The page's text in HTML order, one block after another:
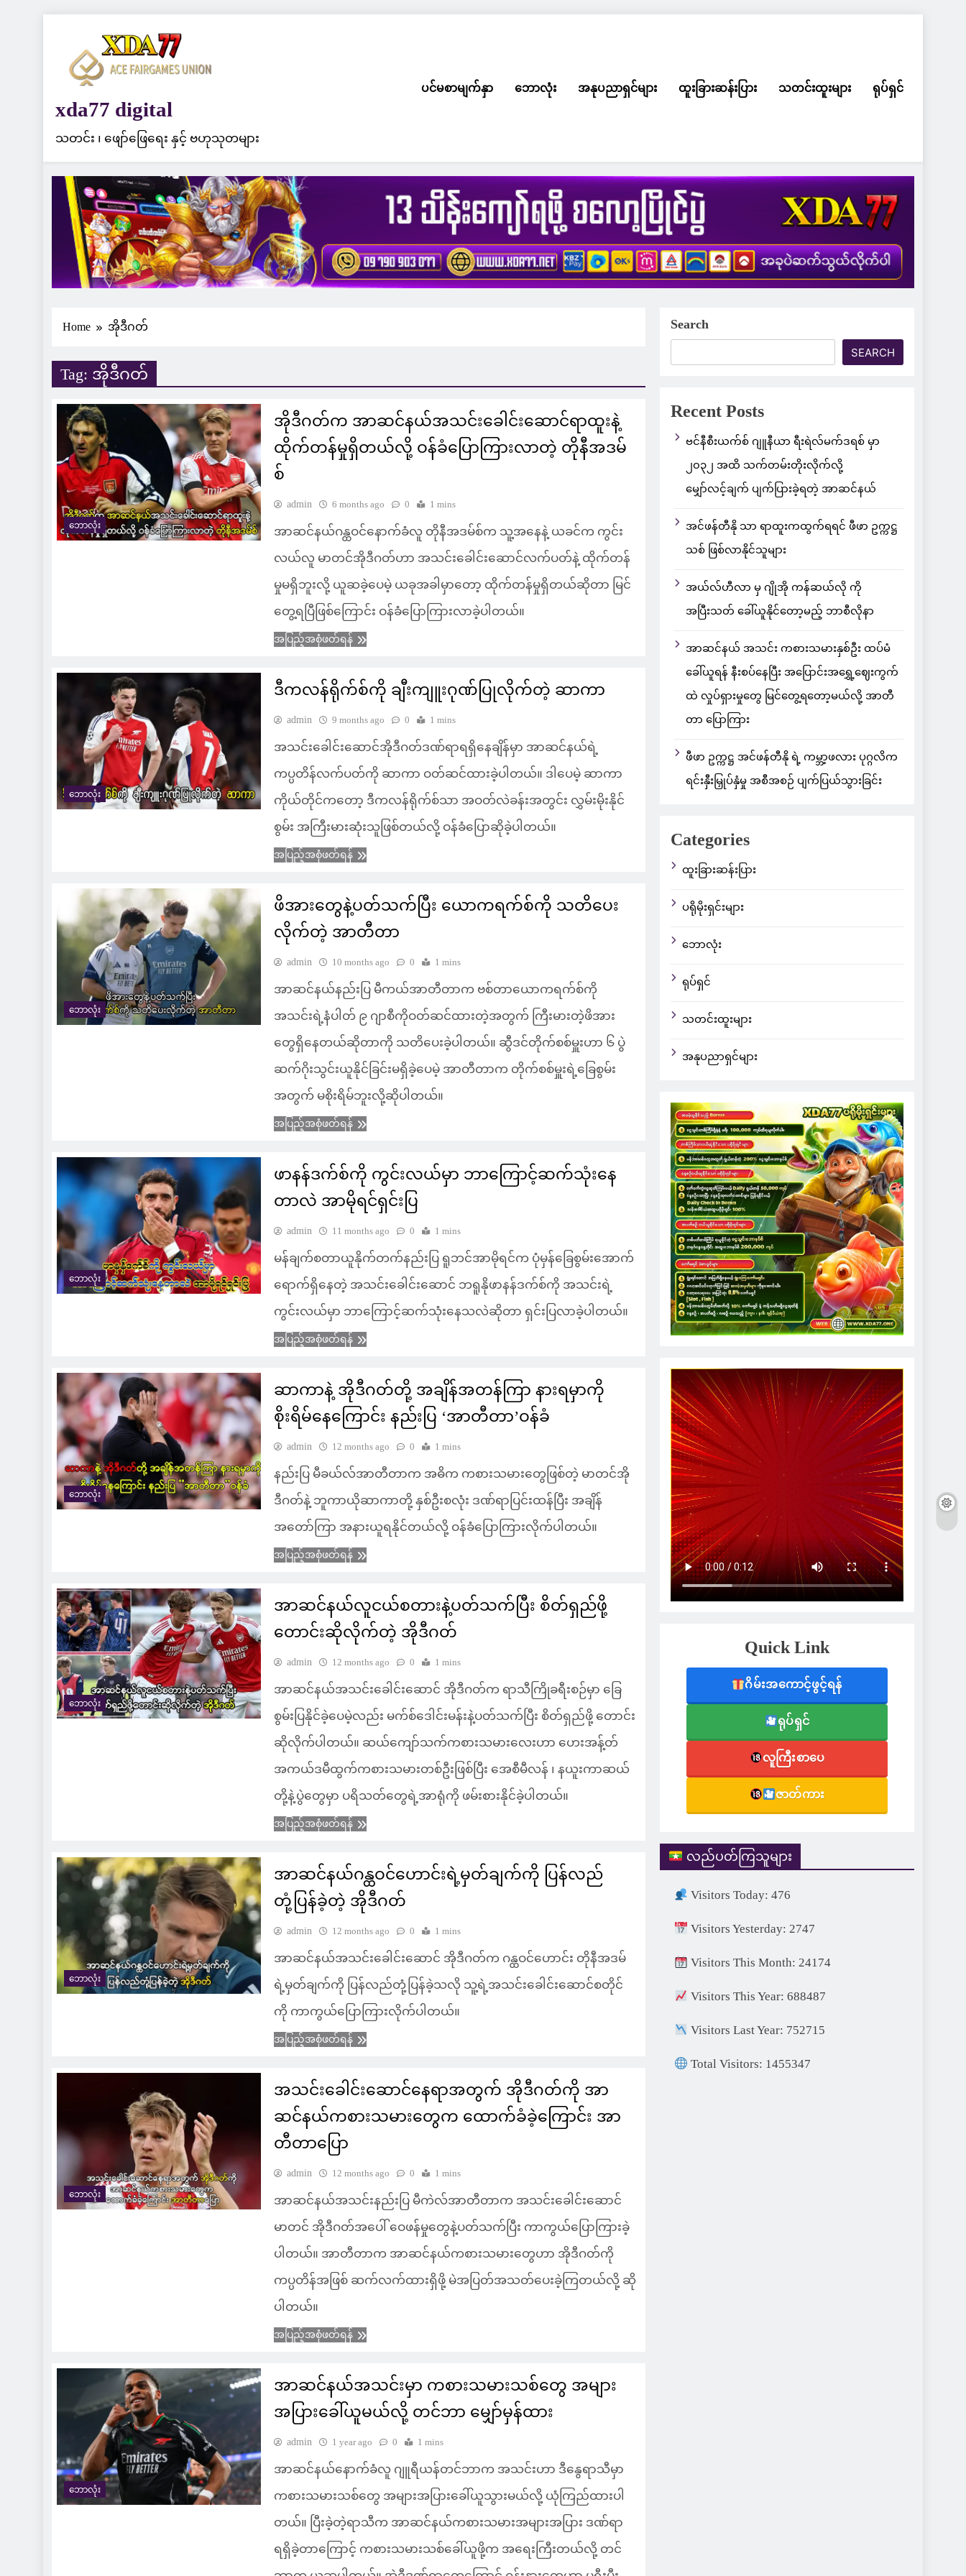
xda77 digital
သတင်း ၊ ဖျော်ဖြေရေး နှင့် ဗဟုသုတများ
ပင်မစာမျက်နှာ ဘောလုံး အနုပညာရှင်များ ထူးခြားဆန်းပြား သတင်းထူးများ ရုပ်ရှင်
Home အိုဒီဂတ်
Tag: အိုဒီဂတ်
ဘောလုံး
အိုဒီဂတ်က အာဆင်နယ်အသင်းခေါင်းဆောင်ရာထူးနဲ့
ထိုက်တန်မှုရှိတယ်လို့ ဝန်ခံပြောကြားလာတဲ့ တိုနီအဒမ်
စ်
admin 6 months ago 0 1 mins
အာဆင်နယ်ဂန္ထဝင်နောက်ခံလူ တိုနီအဒမ်စ်က သူ့အနေနဲ့ ယခင်က ကွင်း
လယ်လူ မာတင်အိုဒီဂတ်ဟာ အသင်းခေါင်းဆောင်လက်ပတ်နဲ့ ထိုက်တန်
မှုမရှိဘူးလို့ ယူဆခဲ့ပေမဲ့ ယခုအခါမှာတော့ ထိုက်တန်မှုရှိတယ်ဆိုတာ မြင်
တွေ့ရပြီဖြစ်ကြောင်း ဝန်ခံပြောကြားလာခဲ့ပါတယ်။
အပြည့်အစုံဖတ်ရန်
ဘောလုံး
ဒီကလန်ရိုက်စ်ကို ချီးကျူးဂုဏ်ပြုလိုက်တဲ့ ဆာကာ
admin 9 months ago 0 1 mins
အသင်းခေါင်းဆောင်အိုဒီဂတ်ဒဏ်ရာရရှိနေချိန်မှာ အာဆင်နယ်ရဲ့
ကပ္ပတိန်လက်ပတ်ကို ဆာကာ ဝတ်ဆင်ထားခဲ့ပါတယ်။ ဒါပေမဲ့ ဆာကာ
ကိုယ်တိုင်ကတော့ ဒီကလန်ရိုက်စ်သာ အဝတ်လဲခန်းအတွင်း လွှမ်းမိုးနိုင်
စွမ်း အကြီးမားဆုံးသူဖြစ်တယ်လို့ ဝန်ခံပြောဆိုခဲ့ပါတယ်။
အပြည့်အစုံဖတ်ရန်
ဘောလုံး
ဖိအားတွေနဲ့ပတ်သက်ပြီး ယောကရက်စ်ကို သတိပေး
လိုက်တဲ့ အာတီတာ
admin 10 months ago 0 1 mins
အာဆင်နယ်နည်းပြ မီကယ်အာတီတာက ဗစ်တာယောကရက်စ်ကို
အသင်းရဲ့နံပါတ် ၉ ဂျာစီကိုဝတ်ဆင်ထားတဲ့အတွက် ကြီးမားတဲ့ဖိအား
တွေရှိနေတယ်ဆိုတာကို သတိပေးခဲ့ပါတယ်။ ဆွီဒင်တိုက်စစ်မှူးဟာ ၆ ပွဲ
ဆက်ဂိုးသွင်းယူနိုင်ခြင်းမရှိခဲ့ပေမဲ့ အာတီတာက တိုက်စစ်မှူးရဲ့ခြေစွမ်း
အတွက် မစိုးရိမ်ဘူးလို့ဆိုပါတယ်။
အပြည့်အစုံဖတ်ရန်
ဘောလုံး
ဖာနန်ဒက်စ်ကို ကွင်းလယ်မှာ ဘာကြောင့်ဆက်သုံးနေ
တာလဲ အာမိုရင်ရှင်းပြ
admin 11 months ago 0 1 mins
မန်ချက်စတာယူနိုက်တက်နည်းပြ ရူဘင်အာမိုရင်က ပုံမှန်ခြေစွမ်းအောက်
ရောက်ရှိနေတဲ့ အသင်းခေါင်းဆောင် ဘရူနိုဖာနန်ဒက်စ်ကို အသင်းရဲ့
ကွင်းလယ်မှာ ဘာကြောင့်ဆက်သုံးနေသလဲဆိုတာ ရှင်းပြလာခဲ့ပါတယ်။
အပြည့်အစုံဖတ်ရန်
ဘောလုံး
ဆာကာနဲ့ အိုဒီဂတ်တို့ အချိန်အတန်ကြာ နားရမှာကို
စိုးရိမ်နေကြောင်း နည်းပြ ‘အာတီတာ’ဝန်ခံ
admin 12 months ago 0 1 mins
နည်းပြ မီခယ်လ်အာတီတာက အဓိက ကစားသမားတွေဖြစ်တဲ့ မာတင်အို
ဒီဂတ်နဲ့ ဘူကာယိုဆာကာတို့ နှစ်ဦးစလုံး ဒဏ်ရာပြင်းထန်ပြီး အချိန်
အတော်ကြာ အနားယူရနိုင်တယ်လို့ ဝန်ခံပြောကြားလိုက်ပါတယ်။
အပြည့်အစုံဖတ်ရန်
ဘောလုံး
အာဆင်နယ်လူငယ်စတားနဲ့ပတ်သက်ပြီး စိတ်ရှည်ဖို့
တောင်းဆိုလိုက်တဲ့ အိုဒီဂတ်
admin 12 months ago 0 1 mins
အာဆင်နယ်အသင်းခေါင်းဆောင် အိုဒီဂတ်က ရာသီကြိုခရီးစဉ်မှာ ခြေ
စွမ်းပြနိုင်ခဲ့ပေမဲ့လည်း မက်စ်ဒေါင်းမန်းနဲ့ပတ်သက်ပြီး စိတ်ရှည်ဖို့ တောင်း
ဆိုလိုက်ပါတယ်။ ဆယ်ကျော်သက်ကစားသမားလေးဟာ ဟေးအန့်တ်
အကယ်ဒမီထွက်ကစားသမားတစ်ဦးဖြစ်ပြီး အေစီမီလန် ၊ နယူးကာဆယ်
တို့နဲ့ပွဲတွေမှာ ပရိသတ်တွေရဲ့အာရုံကို ဖမ်းစားနိုင်ခဲ့ပါတယ်။
အပြည့်အစုံဖတ်ရန်
ဘောလုံး
အာဆင်နယ်ဂန္ထဝင်ဟောင်းရဲ့မှတ်ချက်ကို ပြန်လည်
တုံ့ပြန်ခဲ့တဲ့ အိုဒီဂတ်
admin 12 months ago 0 1 mins
အာဆင်နယ်အသင်းခေါင်းဆောင် အိုဒီဂတ်က ဂန္ထဝင်ဟောင်း တိုနီအဒမ်
ရဲ့မှတ်ချက်ကို ပြန်လည်တုံ့ပြန်ခဲ့သလို သူ့ရဲ့အသင်းခေါင်းဆောင်စတိုင်
ကို ကာကွယ်ပြောကြားလိုက်ပါတယ်။
အပြည့်အစုံဖတ်ရန်
ဘောလုံး
အသင်းခေါင်းဆောင်နေရာအတွက် အိုဒီဂတ်ကို အာ
ဆင်နယ်ကစားသမားတွေက ထောက်ခံခဲ့ကြောင်း အာ
တီတာပြော
admin 12 months ago 0 1 mins
အာဆင်နယ်အသင်းနည်းပြ မီကဲလ်အာတီတာက အသင်းခေါင်းဆောင်
မာတင် အိုဒီဂတ်အပေါ် ဝေဖန်မှုတွေနဲ့ပတ်သက်ပြီး ကာကွယ်ပြောကြားခဲ့
ပါတယ်။ အာတီတာက အာဆင်နယ်ကစားသမားတွေဟာ အိုဒီဂတ်ကို
ကပ္ပတိန်အဖြစ် ဆက်လက်ထားရှိဖို့ မဲအပြတ်အသတ်ပေးခဲ့ကြတယ်လို့ ဆို
ပါတယ်။
အပြည့်အစုံဖတ်ရန်
ဘောလုံး
အာဆင်နယ်အသင်းမှာ ကစားသမားသစ်တွေ အများ
အပြားခေါ်ယူမယ်လို့ တင်ဘာ မျှော်မှန်ထား
admin 1 year ago 0 1 mins
အာဆင်နယ်နောက်ခံလူ ဂျူရီယန်တင်ဘာက အသင်းဟာ ဒီနွေရာသီမှာ
ကစားသမားသစ်တွေ အများအပြားခေါ်ယူသွားမယ်လို့ ယုံကြည်ထားပါ
တယ်။ ပြီးခဲ့တဲ့ရာသီက အာဆင်နယ်ကစားသမားအများအပြား ဒဏ်ရာ
ရရှိခဲ့တာကြောင့် ကစားသမားသစ်ခေါ်ယူဖို့က အရေးကြီးတယ်လို့ တင်
Search
SEARCH
Recent Posts
ဗင်နီစီးယက်စ် ဂျူနီယာ ရီးရဲလ်မက်ဒရစ် မှာ
၂၀၃၂ အထိ သက်တမ်းတိုးလိုက်လို့
မျှော်လင့်ချက် ပျက်ပြားခဲ့ရတဲ့ အာဆင်နယ်
အင်ဖန်တီနို သာ ရာထူးကထွက်ရရင် ဖီဖာ ဥက္ကဋ္ဌ
သစ် ဖြစ်လာနိုင်သူများ
အယ်လ်ဟီလာ မှ ဂျိုအို ကန်ဆယ်လို ကို
အပြီးသတ် ခေါ်ယူနိုင်တော့မည့် ဘာစီလိုနာ
အာဆင်နယ် အသင်း ကစားသမားနှစ်ဦး ထပ်မံ
ခေါ်ယူရန် နီးစပ်နေပြီး အပြောင်းအရွှေ့ဈေးကွက်
ထဲ လှုပ်ရှားမှုတွေ မြင်တွေ့ရတော့မယ်လို့ အာတီ
တာ ပြောကြား
ဖီဖာ ဥက္ကဋ္ဌ အင်ဖန်တီနို ရဲ့ ကမ္ဘာ့ဖလား ပုဂ္ဂလိက
ရင်းနှီးမြှုပ်နှံမှု အစီအစဉ် ပျက်ပြယ်သွားခြင်း
Categories
ထူးခြားဆန်းပြား
ပရိုမိုးရှင်းများ
ဘောလုံး
ရုပ်ရှင်
သတင်းထူးများ
အနုပညာရှင်များ
Quick Link
ဂိမ်းအကောင့်ဖွင့်ရန်
ရုပ်ရှင်
လူကြီးစာပေ
ဇာတ်ကား
လည်ပတ်ကြသူများ
Visitors Today: 476
Visitors Yesterday: 2747
Visitors This Month: 24174
Visitors This Year: 688487
Visitors Last Year: 752715
Total Visitors: 1455347